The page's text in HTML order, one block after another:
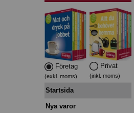
Företag
(exkl. moms)
Privat
(inkl. moms)
Startsida
Nya varor